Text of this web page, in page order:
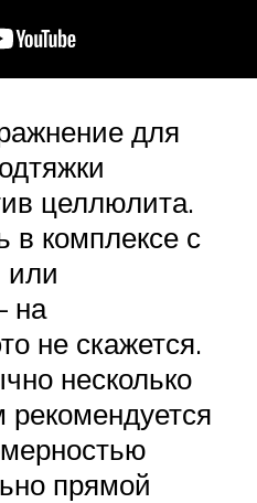
для
целлюлита.
в комплексе с
или
на
не скажется.
несколько
прямой